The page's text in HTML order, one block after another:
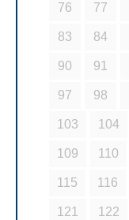
76 77
83 84
90 91
97 98
103 104
109 110
115 116
121 122